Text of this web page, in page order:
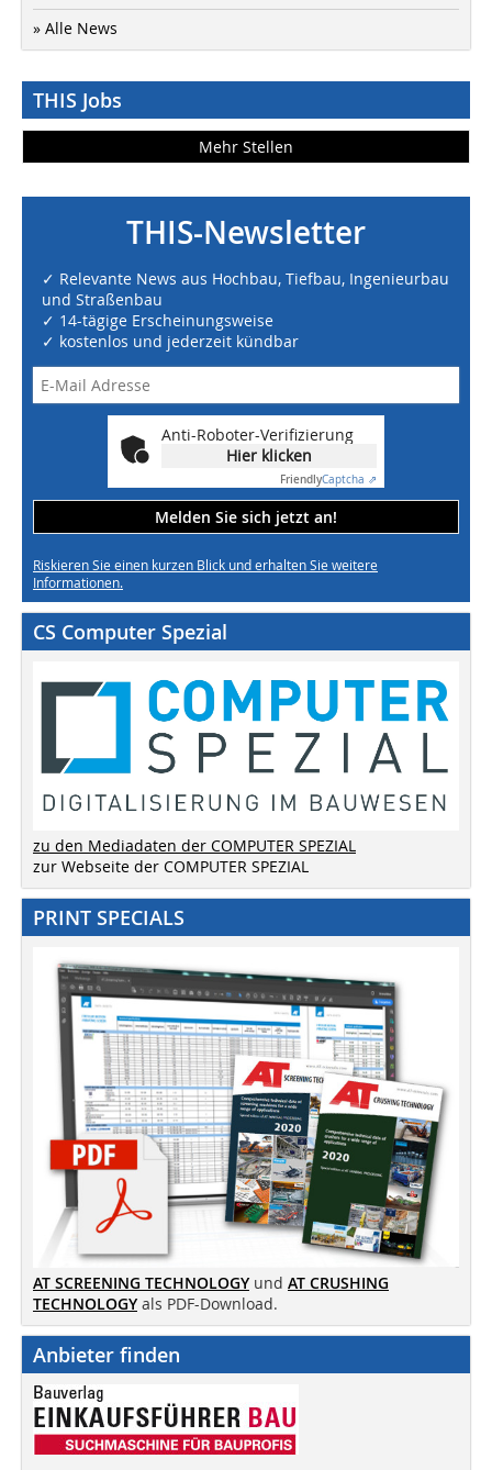
» Alle News
THIS Jobs
Mehr Stellen
THIS-Newsletter
✓ Relevante News aus Hochbau, Tiefbau, Ingenieurbau
und Straßenbau
✓ 14-tägige Erscheinungsweise
✓ kostenlos und jederzeit kündbar
Anti-Roboter-Verifizierung
Hier klicken
FriendlyCaptcha ⇗
Melden Sie sich jetzt an!
Riskieren Sie einen kurzen Blick und erhalten Sie weitere
Informationen.
CS Computer Spezial
zu den Mediadaten der COMPUTER SPEZIAL
zur Webseite der COMPUTER SPEZIAL
PRINT SPECIALS
AT SCREENING TECHNOLOGY und AT CRUSHING
TECHNOLOGY als PDF-Download.
Anbieter finden